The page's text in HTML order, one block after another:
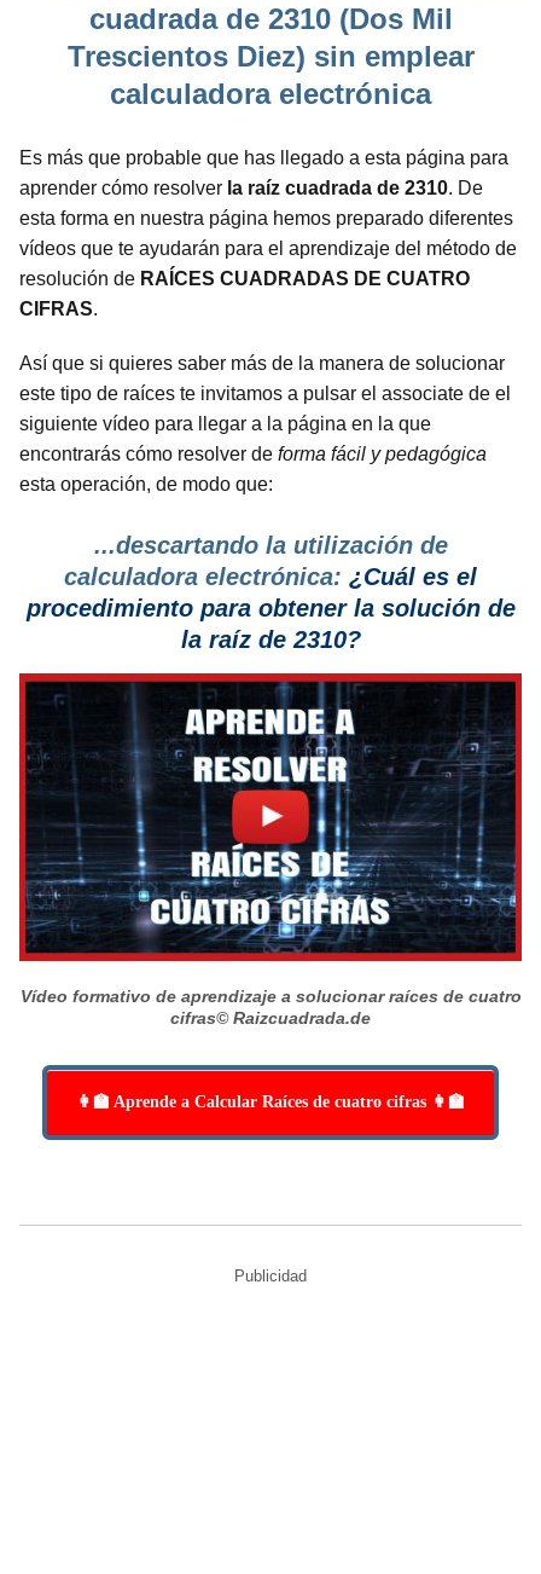
cuadrada de 2310 (Dos Mil
Trescientos Diez) sin emplear
calculadora electrónica
Es más que probable que has llegado a esta página para
aprender cómo resolver la raíz cuadrada de 2310. De
esta forma en nuestra página hemos preparado diferentes
vídeos que te ayudarán para el aprendizaje del método de
resolución de RAÍCES CUADRADAS DE CUATRO
CIFRAS.
Así que si quieres saber más de la manera de solucionar
este tipo de raíces te invitamos a pulsar el associate de el
siguiente vídeo para llegar a la página en la que
encontrarás cómo resolver de forma fácil y pedagógica
esta operación, de modo que:
...descartando la utilización de
calculadora electrónica: ¿Cuál es el
procedimientopara obtener la solución de
la raíz de 2310?
Vídeo formativo de aprendizaje a solucionar raíces de cuatro
cifras© Raizcuadrada.de
👩‍🏫 Aprende a Calcular Raíces de cuatro cifras 👩‍🏫
Publicidad